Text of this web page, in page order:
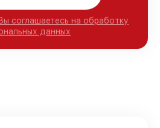
соглашаетесь на обработку
данных